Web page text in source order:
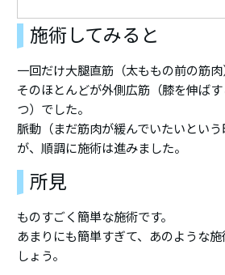
施術してみると
一回だけ大腿直筋（太ももの前の筋肉
そのほとんどが外側広筋（膝を伸ば
つ）でした。
脈動（まだ筋肉が緩んでいたいとい
が、順調に施術は進みました。
所見
ものすごく簡単な施術です。
あまりにも簡単すぎて、あのような
しょう。